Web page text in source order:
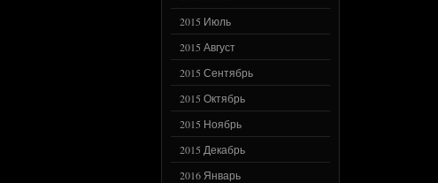
2015 Июль
2015 Август
2015 Сентябрь
2015 Октябрь
2015 Ноябрь
2015 Декабрь
2016 Январь